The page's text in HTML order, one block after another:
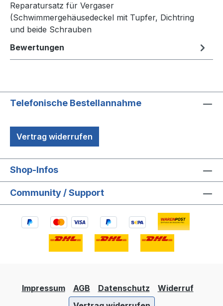
Reparatursatz für Vergaser
(Schwimmergehäusedeckel mit Tupfer, Dichtring
und beide Schrauben
Bewertungen
Telefonische Bestellannahme
Vertrag widerrufen
Shop-Infos
Community / Support
Impressum AGB Datenschutz
Widerruf